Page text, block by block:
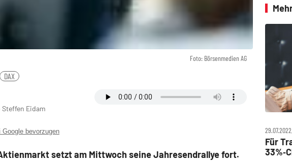
Foto: Börsenmedien AG
DAX
Steffen Eidam
bevorzugen
setzt am Mittwoch seine Jahresendrallye fort.
Für